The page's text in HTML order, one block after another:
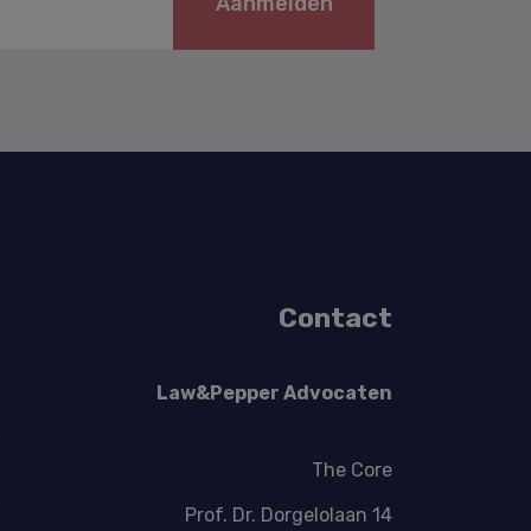
Contact
Law&Pepper Advocaten
The Core
Prof. Dr. Dorgelolaan 14